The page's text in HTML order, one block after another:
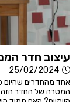
עיצוב חדר
25/02/2024
אחד מהחדרים שהיום
המטרה של החדר הזה